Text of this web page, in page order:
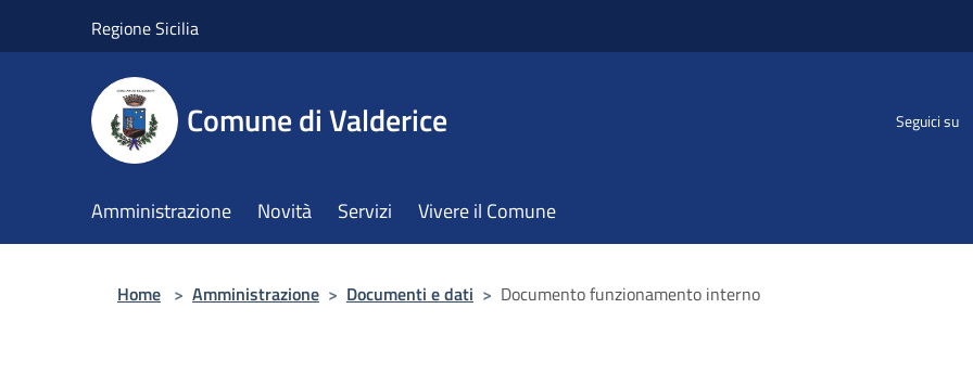
Regione Sicilia
Comune di Valderice Seguici su
Amministrazione Novità Servizi Vivere il Comune
Home > Amministrazione > Documenti e dati > Documento funzionamento interno